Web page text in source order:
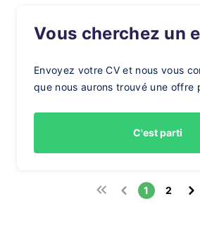
Vous cherchez un
Envoyez votre CV et nous vous
que nous aurons trouvé une offre
C'est parti
1 2